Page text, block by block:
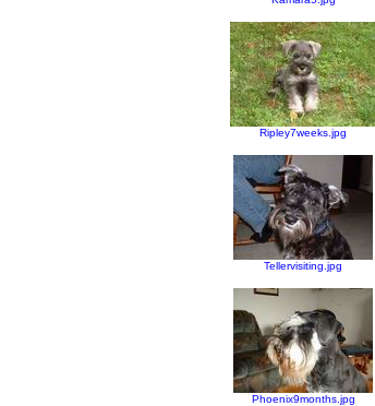
Ripley7weeks.jpg
Tellervisiting.jpg
Phoenix9months.jpg